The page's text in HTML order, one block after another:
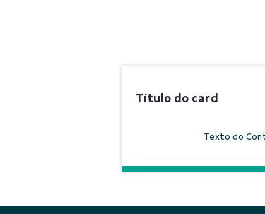
Título do card
Texto do